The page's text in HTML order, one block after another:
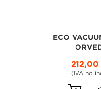
ECO
212,00
(IVA no